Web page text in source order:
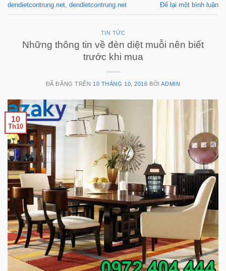
dendietcontrung.net, dendietcontrung.net Để lại một bình luận
TIN TỨC
Những thông tin về đèn diệt muỗi nên biết
trước khi mua
ĐÃ ĐĂNG TRÊN 10 THÁNG 10, 2016 BỞIADMIN
10
Th10